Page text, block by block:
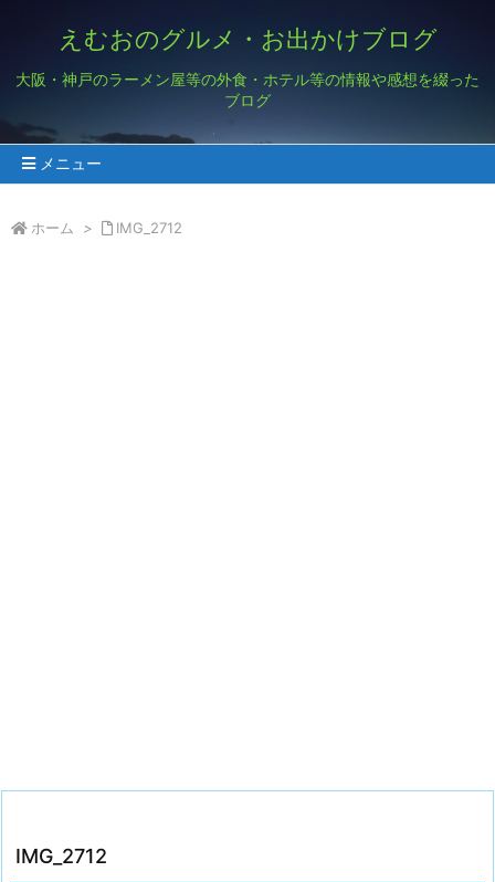
えむおのグルメ・お出かけブログ
大阪・神戸のラーメン屋等の外食・ホテル等の情報や感想を綴った
ブログ
メニュー
ホーム > IMG_2712
IMG_2712